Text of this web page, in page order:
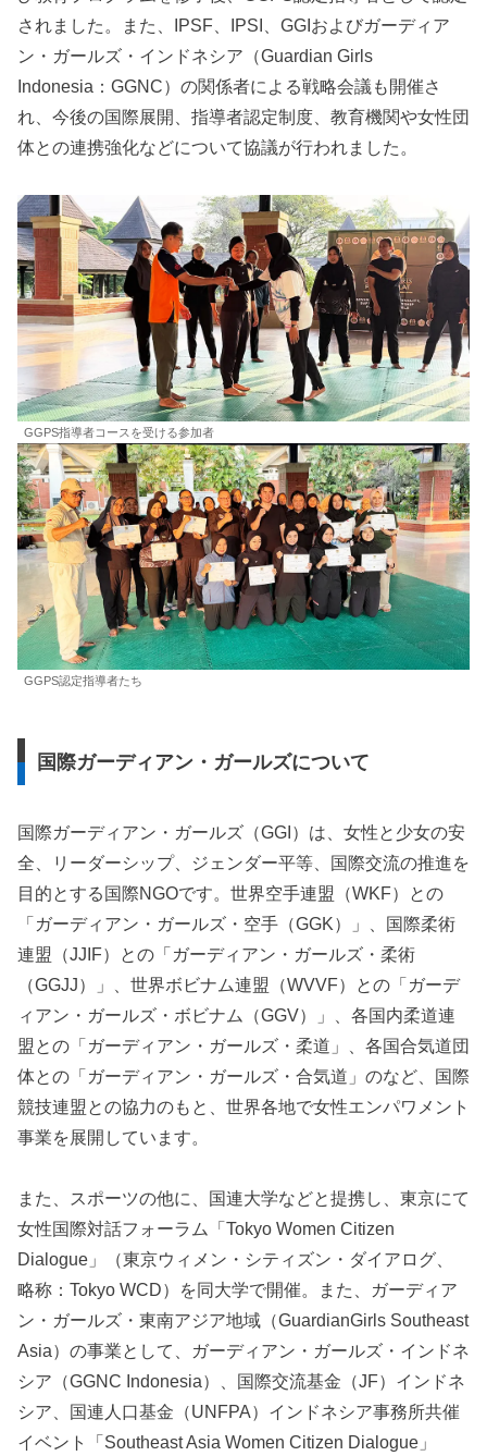
されました。また、IPSF、IPSI、GGIおよびガーディア
ン・ガールズ・インドネシア（Guardian Girls
Indonesia：GGNC）の関係者による戦略会議も開催さ
れ、今後の国際展開、指導者認定制度、教育機関や女性団
体との連携強化などについて協議が行われました。
GGPS指導者コースを受ける参加者
GGPS認定指導者たち
国際ガーディアン・ガールズについて
国際ガーディアン・ガールズ（GGI）は、女性と少女の安
全、リーダーシップ、ジェンダー平等、国際交流の推進を
目的とする国際NGOです。世界空手連盟（WKF）との
「ガーディアン・ガールズ・空手（GGK）」、国際柔術
連盟（JJIF）との「ガーディアン・ガールズ・柔術
（GGJJ）」、世界ボビナム連盟（WVVF）との「ガーデ
ィアン・ガールズ・ボビナム（GGV）」、各国内柔道連
盟との「ガーディアン・ガールズ・柔道」、各国合気道団
体との「ガーディアン・ガールズ・合気道」のなど、国際
競技連盟との協力のもと、世界各地で女性エンパワメント
事業を展開しています。
また、スポーツの他に、国連大学などと提携し、東京にて
女性国際対話フォーラム「Tokyo Women Citizen
Dialogue」（東京ウィメン・シティズン・ダイアログ、
略称：Tokyo WCD）を同大学で開催。また、ガーディア
ン・ガールズ・東南アジア地域（GuardianGirls Southeast
Asia）の事業として、ガーディアン・ガールズ・インドネ
シア（GGNC Indonesia）、国際交流基金（JF）インドネ
シア、国連人口基金（UNFPA）インドネシア事務所共催
イベント「Southeast Asia Women Citizen Dialogue」